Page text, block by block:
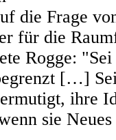
die Frage
für die
Rogge:
[…]
ihre
sie